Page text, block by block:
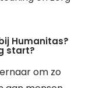
Humanitas?
start?
om zo